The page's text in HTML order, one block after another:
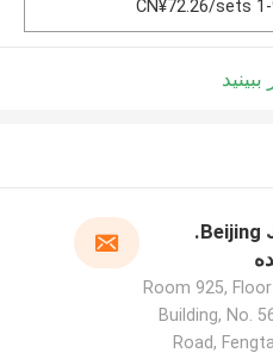
CN¥72.26/sets
Beijing Jinkda Co., Ltd.
Room 925,
Building, No.
Road,